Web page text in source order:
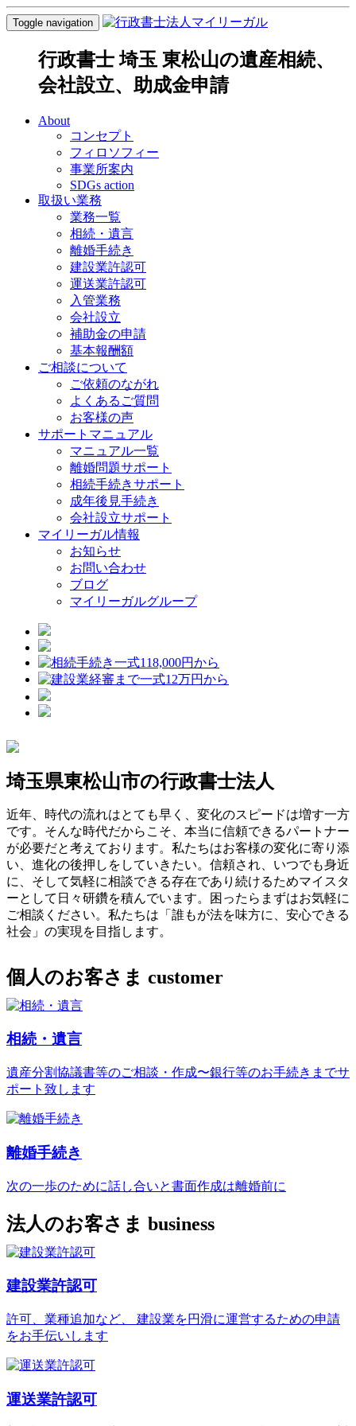
Toggle navigation
行政書士 埼玉 東松山の遺産相続、
会社設立、助成金申請
About
コンセプト
フィロソフィー
事業所案内
SDGs action
取扱い業務
業務一覧
相続・遺言
離婚手続き
建設業許認可
運送業許認可
入管業務
会社設立
補助金の申請
基本報酬額
ご相談について
ご依頼のながれ
よくあるご質問
お客様の声
サポートマニュアル
マニュアル一覧
離婚問題サポート
相続手続きサポート
成年後見手続き
会社設立サポート
マイリーガル情報
お知らせ
お問い合わせ
ブログ
マイリーガルグループ
埼玉県東松山市の行政書士法人
近年、時代の流れはとても早く、変化のスピードは増す一方
です。そんな時代だからこそ、本当に信頼できるパートナー
が必要だと考えております。私たちはお客様の変化に寄り添
い、進化の後押しをしていきたい。信頼され、いつでも身近
に、そして気軽に相談できる存在であり続けるためマイスタ
ーとして日々研鑽を積んでいます。困ったらまずはお気軽に
ご相談ください。私たちは「誰もが法を味方に、安心できる
社会」の実現を目指します。
個人のお客さま customer
相続・遺言
遺産分割協議書等のご相談・作成〜銀行等のお手続きまでサ
ポート致します
離婚手続き
次の一歩のために話し合いと書面作成は離婚前に
法人のお客さま business
建設業許認可
許可、業種追加など、 建設業を円滑に運営するための申請
をお手伝いします
運送業許認可